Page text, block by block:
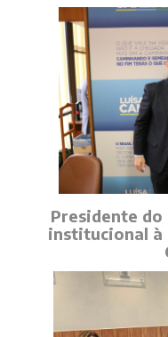
Presidente do
institucional à